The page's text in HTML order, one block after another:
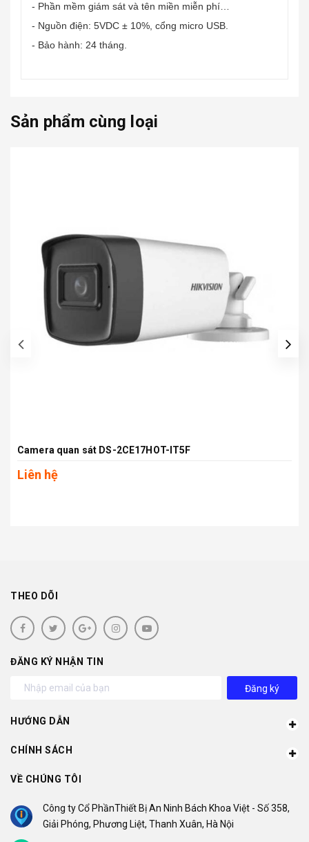
- Phần mềm giám sát và tên miền miễn phí…
- Nguồn điện: 5VDC ± 10%, cổng micro USB.
- Bảo hành: 24 tháng.
Sản phẩm cùng loại
Camera quan sát DS-2CE17HOT-IT5F
Liên hệ
prev
THEO DÕI
ĐĂNG KÝ NHẬN TIN
Đăng ký
HƯỚNG DẪN
CHÍNH SÁCH
VỀ CHÚNG TÔI
Công ty Cổ PhầnThiết Bị An Ninh Bách Khoa Việt - Số 358,
Giải Phóng, Phương Liệt, Thanh Xuân, Hà Nội